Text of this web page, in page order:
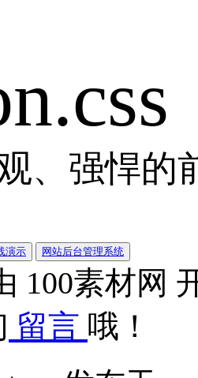
、强悍的
演示 网站后台管理系统
100素材网
留言 哦！